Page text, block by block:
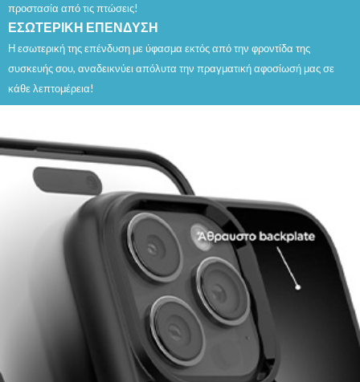
προστασία από τις πτώσεις!
ΕΣΩΤΕΡΙΚΗ ΕΠΕΝΔΥΣΗ
Η εσωτερική της επένδυση με ύφασμα εκτός από την φροντίδα της
συσκευής σου, αναδεικνύει απόλυτα την πραγματική αφοσίωσή μας σε
κάθε λεπτομέρεια!